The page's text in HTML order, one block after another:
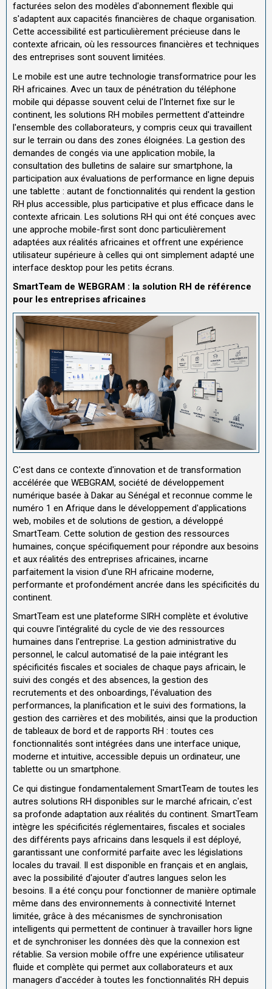
facturées selon des modèles d'abonnement flexible qui
s'adaptent aux capacités financières de chaque organisation.
Cette accessibilité est particulièrement précieuse dans le
contexte africain, où les ressources financières et techniques
des entreprises sont souvent limitées.
Le mobile est une autre technologie transformatrice pour les
RH africaines. Avec un taux de pénétration du téléphone
mobile qui dépasse souvent celui de l'Internet fixe sur le
continent, les solutions RH mobiles permettent d'atteindre
l'ensemble des collaborateurs, y compris ceux qui travaillent
sur le terrain ou dans des zones éloignées. La gestion des
demandes de congés via une application mobile, la
consultation des bulletins de salaire sur smartphone, la
participation aux évaluations de performance en ligne depuis
une tablette : autant de fonctionnalités qui rendent la gestion
RH plus accessible, plus participative et plus efficace dans le
contexte africain. Les solutions RH qui ont été conçues avec
une approche mobile-first sont donc particulièrement
adaptées aux réalités africaines et offrent une expérience
utilisateur supérieure à celles qui ont simplement adapté une
interface desktop pour les petits écrans.
SmartTeam de WEBGRAM : la solution RH de référence
pour les entreprises africaines
C'est dans ce contexte d'innovation et de transformation
accélérée que WEBGRAM, société de développement
numérique basée à Dakar au Sénégal et reconnue comme le
numéro 1 en Afrique dans le développement d'applications
web, mobiles et de solutions de gestion, a développé
SmartTeam. Cette solution de gestion des ressources
humaines, conçue spécifiquement pour répondre aux besoins
et aux réalités des entreprises africaines, incarne
parfaitement la vision d'une RH africaine moderne,
performante et profondément ancrée dans les spécificités du
continent.
SmartTeam est une plateforme SIRH complète et évolutive
qui couvre l'intégralité du cycle de vie des ressources
humaines dans l'entreprise. La gestion administrative du
personnel, le calcul automatisé de la paie intégrant les
spécificités fiscales et sociales de chaque pays africain, le
suivi des congés et des absences, la gestion des
recrutements et des onboardings, l'évaluation des
performances, la planification et le suivi des formations, la
gestion des carrières et des mobilités, ainsi que la production
de tableaux de bord et de rapports RH : toutes ces
fonctionnalités sont intégrées dans une interface unique,
moderne et intuitive, accessible depuis un ordinateur, une
tablette ou un smartphone.
Ce qui distingue fondamentalement SmartTeam de toutes les
autres solutions RH disponibles sur le marché africain, c'est
sa profonde adaptation aux réalités du continent. SmartTeam
intègre les spécificités réglementaires, fiscales et sociales
des différents pays africains dans lesquels il est déployé,
garantissant une conformité parfaite avec les législations
locales du travail. Il est disponible en français et en anglais,
avec la possibilité d'ajouter d'autres langues selon les
besoins. Il a été conçu pour fonctionner de manière optimale
même dans des environnements à connectivité Internet
limitée, grâce à des mécanismes de synchronisation
intelligents qui permettent de continuer à travailler hors ligne
et de synchroniser les données dès que la connexion est
rétablie. Sa version mobile offre une expérience utilisateur
fluide et complète qui permet aux collaborateurs et aux
managers d'accéder à toutes les fonctionnalités RH depuis